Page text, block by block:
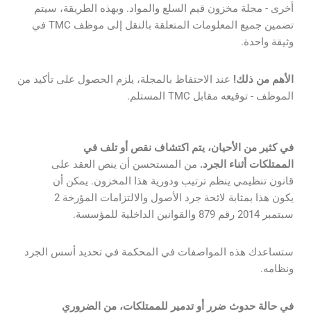
أخرى - مجلة مخزون قيم السلع والمواد. وبهذه الطريقة، سيتم
تضمين جميع المعلومات المتعلقة بالنقل إلى موظف TMC في
وثيقة واحدة.
الأهم من ذلك! عند الاحتفاظ بالمجلة، يلزم الحصول على تأكيد من
الموظف - توقيعه مقابل TMC المستلم.
في كثير من الأحيان، يتم اكتشاف نقص أو تلف في
الممتلكات أثناء الجرد. من المستحسن أن ينص العقد على
قانون تنظيمي ينظم ترتيب ودورية هذا المخزون. يمكن أن
يكون هذا بمثابة لائحة جرد الأصول والالتزامات المؤرخة 2
سبتمبر 2014 رقم 879 والقوانين الداخلية للمؤسسة.
ستساعدك هذه المواصفات في المحكمة في تحديد أسس الجرد
ونظامه.
في حالة حدوث ضرر أو تدمير للممتلكات، من الضروري